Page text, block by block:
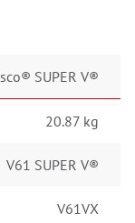
SUPER V®
20.87 kg
V61 SUPER V®
V61VX